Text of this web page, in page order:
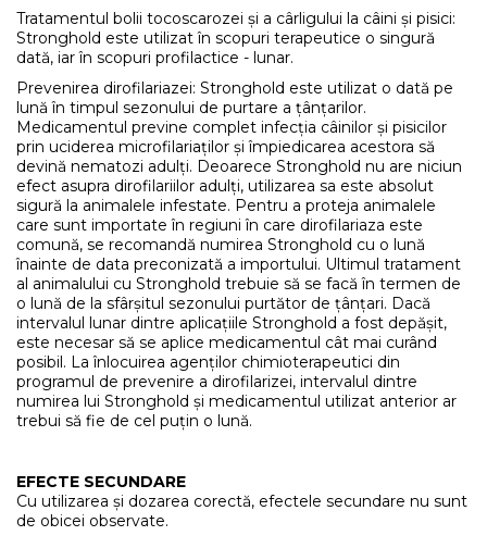
Tratamentul bolii tocoscarozei și a cârligului la câini și pisici:
Stronghold este utilizat în scopuri terapeutice o singură
dată, iar în scopuri profilactice - lunar.
Prevenirea dirofilariazei: Stronghold este utilizat o dată pe
lună în timpul sezonului de purtare a țânțarilor.
Medicamentul previne complet infecția câinilor și pisicilor
prin uciderea microfilariaților și împiedicarea acestora să
devină nematozi adulți. Deoarece Stronghold nu are niciun
efect asupra dirofilariilor adulți, utilizarea sa este absolut
sigură la animalele infestate. Pentru a proteja animalele
care sunt importate în regiuni în care dirofilariaza este
comună, se recomandă numirea Stronghold cu o lună
înainte de data preconizată a importului. Ultimul tratament
al animalului cu Stronghold trebuie să se facă în termen de
o lună de la sfârșitul sezonului purtător de țânțari. Dacă
intervalul lunar dintre aplicațiile Stronghold a fost depășit,
este necesar să se aplice medicamentul cât mai curând
posibil. La înlocuirea agenților chimioterapeutici din
programul de prevenire a dirofilarizei, intervalul dintre
numirea lui Stronghold și medicamentul utilizat anterior ar
trebui să fie de cel puțin o lună.
EFECTE SECUNDARE
Cu utilizarea și dozarea corectă, efectele secundare nu sunt
de obicei observate.